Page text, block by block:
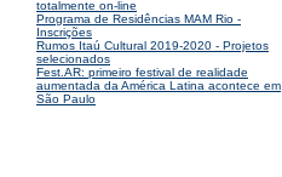
totalmente on-line
Programa de Residências MAM Rio -
Inscrições
Rumos Itaú Cultural 2019-2020 - Projetos
selecionados
Fest.AR: primeiro festival de realidade
aumentada da América Latina acontece em
São Paulo